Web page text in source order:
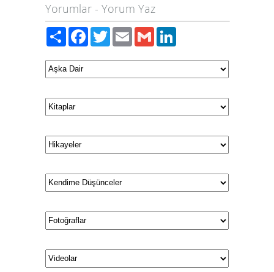
Yorumlar - Yorum Yaz
PaylaşFacebook
TwitterEmailGmail